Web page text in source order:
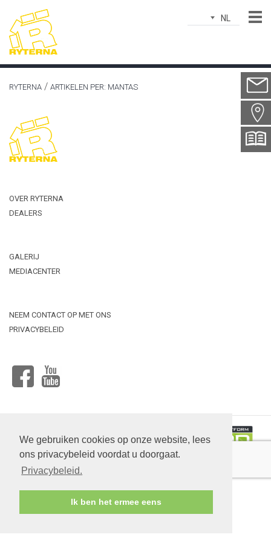
We gebruiken cookies op onze website, lees
ons privacybeleid voordat u doorgaat.
Privacybeleid.
Ik ben het ermee eens
Naam*
E-
Plaatsnaam*
Land*
Onderwerp*
Upload
bestand
NL
RYTERNA ARTIKELEN PER: MANTAS
OVER RYTERNA
DEALERS
GALERIJ
MEDIACENTER
NEEM CONTACT OP MET ONS
PRIVACYBELEID
FACEBOOKYOUTUBE
RYTERNA ®© 2025